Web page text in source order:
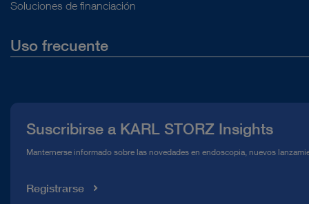
Soluciones de financiación
Uso frecuente
Línea de atención para el Cumplimiento normativo (Hotline)
Suscribirse a KARL STORZ Insights
Manternerse informado sobre las novedades en endoscopia, nuevos
Registrarse